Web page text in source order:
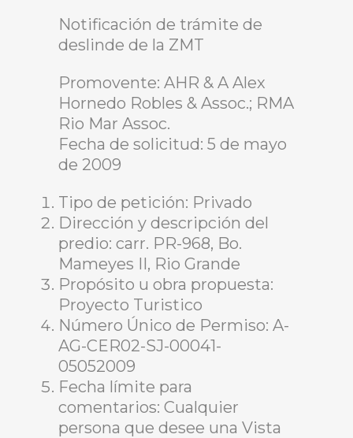
Notificación de trámite de
deslinde de la ZMT
Promovente: AHR & A Alex
Hornedo Robles & Assoc.; RMA
Rio Mar Assoc.
Fecha de solicitud: 5 de mayo
de 2009
Tipo de petición: Privado
Dirección y descripción del
predio: carr. PR-968, Bo.
Mameyes II, Rio Grande
Propósito u obra propuesta:
Proyecto Turistico
Número Único de Permiso: A-
AG-CER02-SJ-00041-
05052009
Fecha límite para
comentarios: Cualquier
persona que desee una Vista